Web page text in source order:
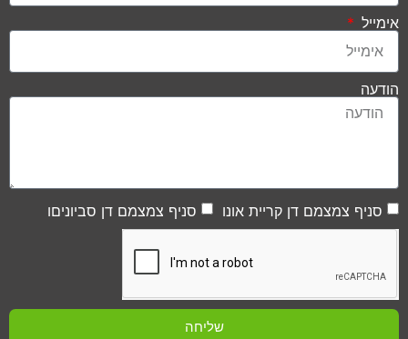
אימייל
הודעה
סניף צמצמם דן קריית אונו סניף צמצמם דן סביוניםו
שליחה